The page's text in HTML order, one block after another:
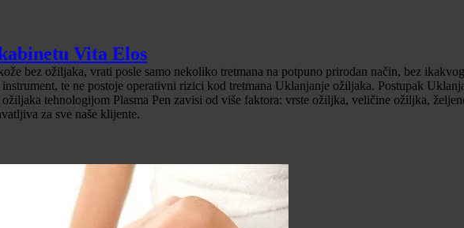
Vita Elos
bez ožiljaka, vrati posle samo nekoliko tretmana na potpuno prirodan način, bez
te ne postoje operativni rizici kod tretmana Uklanjanje ožiljaka. Postupak
tehnologijom Plasma Pen zavisi od više faktora: vrste ožiljka, veličine ožiljka,
za sve naše klijente.